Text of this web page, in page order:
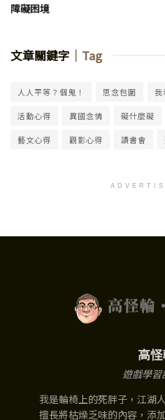
障礙困境
文章關鍵字 ｜Tag
人人平等？個鬼！ 思念包圍 我
活動心得 異國念情 礙什麼礙
藝文心得 觀影心得 讀書會
高
遊戲學習
我是輪椅上的死胖子，江湖
擅長將枯燥乏味的內容，添